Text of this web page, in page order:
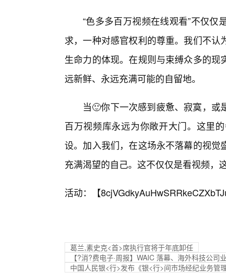
“色多多百万视频在线观看”不仅
求，一种对感官权利的尊重。我们不
生命力的体现。在规则与束缚众多的
远新鲜、永远充满可能的自留地。
当🙂你下一次感到疲惫、寂寞，
百万视频库永远为你敞开大门。这里
设。加入我们，在这场永不落幕的视
充满渴望的自己。这不仅仅是看视频，
活动：【
葛兰,素史克<首>席执行官将于年底卸任
【?消?费电子·周报】WAIC 落幕、海外科技公
中国人民银<行>发布《银<行>间市场经纪业务管